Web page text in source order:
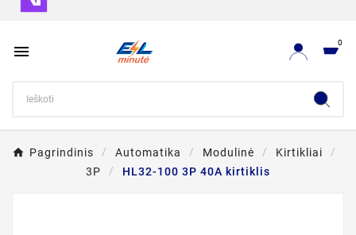
 0
Pagrindinis Automatika Modulinė
Kirtikliai
3P
HL32-100 3P 40A kirtiklis